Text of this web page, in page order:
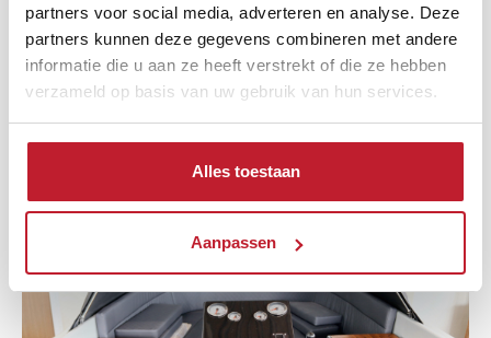
partners voor social media, adverteren en analyse. Deze
partners kunnen deze gegevens combineren met andere
informatie die u aan ze heeft verstrekt of die ze hebben
verzameld op basis van uw gebruik van hun services.
Alles toestaan
Aanpassen
25L brandstoftank. Word standaard geleverd met
luxe Honda meterset.